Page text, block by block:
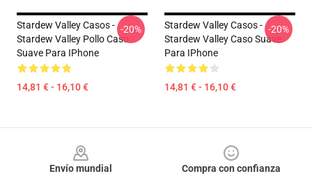
Stardew Valley Casos -
Stardew Valley Pollo Caso
Suave Para IPhone
14,81 € - 16,10 €
-20%
Stardew Valley Casos -
Stardew Valley Caso Suave
Para IPhone
14,81 € - 16,10 €
-20%
Envío mundial
Compra con confianza